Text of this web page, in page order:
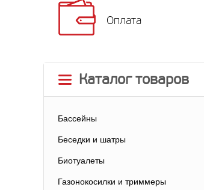
Оплата
Каталог товаров
Бассейны
Беседки и шатры
Биотуалеты
Газонокосилки и триммеры